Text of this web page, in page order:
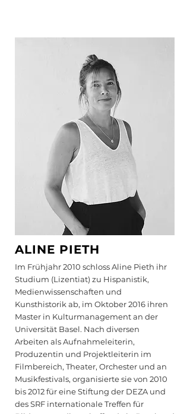
ALINE PIETH
Im Frühjahr 2010 schloss Aline Pieth ihr
Studium (Lizentiat) zu Hispanistik,
Medienwissenschaften und
Kunsthistorik ab, im Oktober 2016 ihren
Master in Kulturmanagement an der
Universität Basel. Nach diversen
Arbeiten als Aufnahmeleiterin,
Produzentin und Projektleiterin im
Filmbereich, Theater, Orchester und an
Musikfestivals, organisierte sie von 2010
bis 2012 für eine Stiftung der DEZA und
des SRF internationale Treffen für